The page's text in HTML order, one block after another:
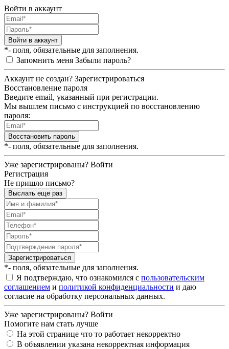
Войти в аккаунт
Войти в аккаунт
*- поля, обязательные для заполнения.
Запомнить меня Забыли пароль?
Аккаунт не создан? Зарегистрироваться
Восстановление пароля
Введите email, указанный при регистрации.
Мы вышлем письмо с инструкцией по восстановлению
пароля:
Восстановить пароль
*- поля, обязательные для заполнения.
Уже зарегистрированы? Войти
Регистрация
Не пришло письмо?
Выслать еще раз
Зарегистрироваться
*- поля, обязательные для заполнения.
Я подтверждаю, что ознакомился с пользовательским
соглашением и политикой конфиденциальности и даю
согласие на обработку персональных данных.
Уже зарегистрированы? Войти
Помогите нам стать лучше
На этой странице что то работает некорректно
В объявлении указана некорректная информация